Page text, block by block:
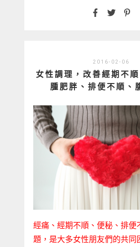
2016-02-06
女性調理，改善經期不
腫肥胖、排便不順、
經痛、經期不順、便秘、排便
題，是大多女性朋友們的共同